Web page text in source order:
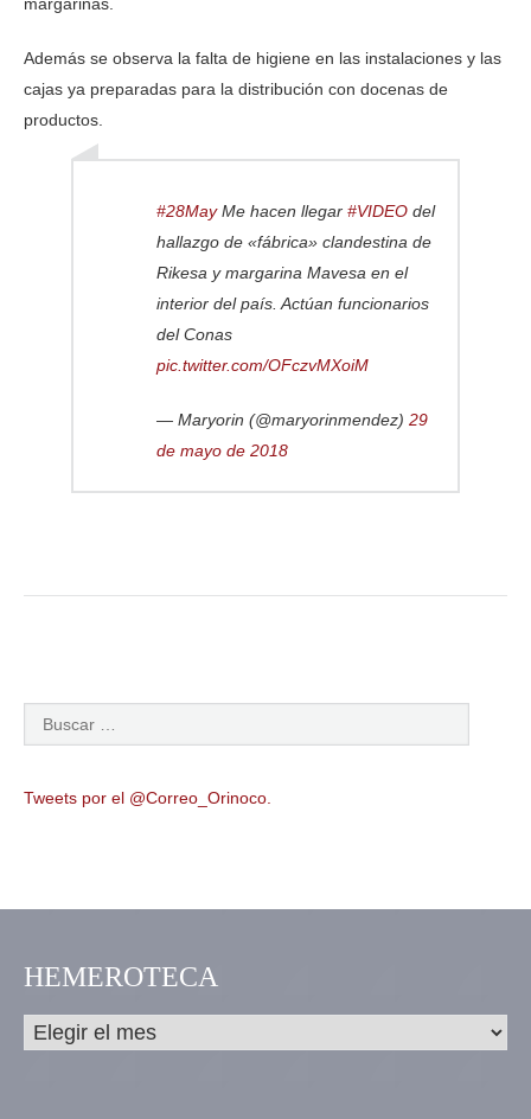
Además se observa la falta de higiene en las instalaciones y las
cajas ya preparadas para la distribución con docenas de
productos.
#28MayMe hacen llegar #VIDEO del
hallazgo de «fábrica» clandestina de
Rikesa y margarina Mavesa en el
interior del país. Actúan funcionarios
del Conas
pic.twitter.com/OFczvMXoiM
— Maryorin (@maryorinmendez) 29
de mayo de 2018
Tweets por el @Correo_Orinoco.
HEMEROTECA